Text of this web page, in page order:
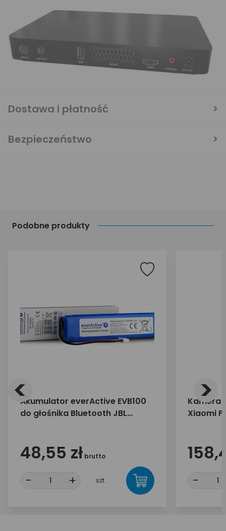
Podobne produkty
Akumulator everActive EVB100
do głośnika Bluetooth JBL
48,55 zł brutto
- + szt.
Kamera
Xiaomi
-
< >
Dostawa i płatność
Bezpieczeństwo